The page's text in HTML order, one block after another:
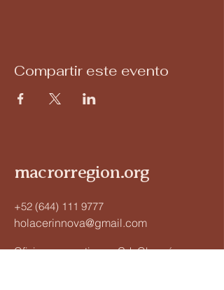
Compartir este evento
macrorregion.org
+52 (644) 111 9777
holacerinnova@gmail.com
Oficina corporativa en Cd. Obregón,